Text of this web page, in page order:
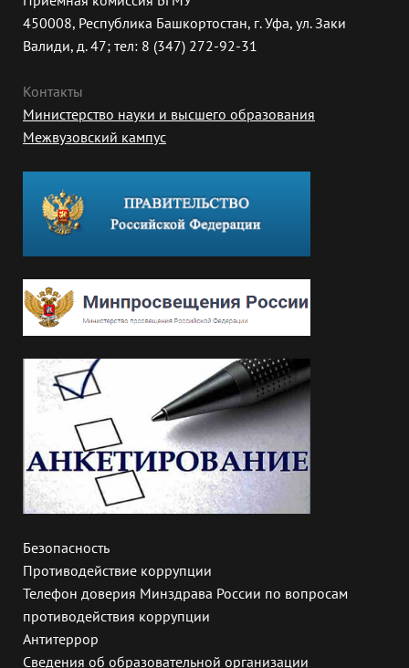
450008, Республика Башкортостан, г. Уфа, ул. Заки
Валиди, д. 47; тел: 8 (347) 272-92-31
Контакты
Министерство науки и высшего образования
Межвузовский кампус
Безопасность
Противодействие коррупции
Телефон доверия Минздрава России по вопросам
противодействия коррупции
Антитеррор
Сведения об образовательной организации